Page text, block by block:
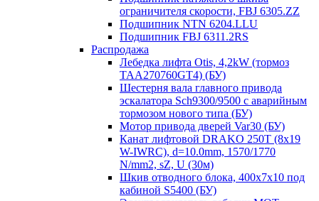
ограничителя скорости, FBJ 6305.ZZ
Подшипник NTN 6204.LLU
Подшипник FBJ 6311.2RS
Распродажа
Лебедка лифта Otis, 4,2kW (тормоз
TAA270760GT4) (БУ)
Шестерня вала главного привода
эскалатора Sch9300/9500 с аварийным
тормозом нового типа (БУ)
Мотор привода дверей Var30 (БУ)
Канат лифтовой DRAKO 250T (8x19
W-IWRC), d=10.0mm, 1570/1770
N/mm2, sZ, U (30м)
Шкив отводного блока, 400х7х10 под
кабиной S5400 (БУ)